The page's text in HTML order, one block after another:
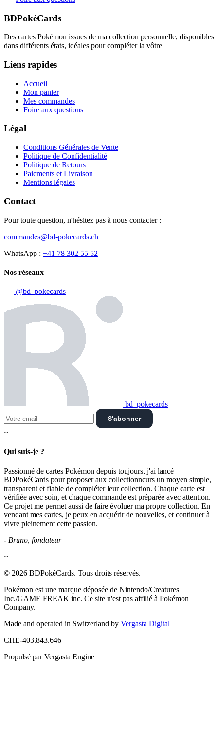
BDPokéCards
Des cartes Pokémon issues de ma collection personnelle, disponibles
dans différents états, idéales pour compléter la vôtre.
Liens rapides
Accueil
Mon panier
Mes commandes
Foire aux questions
Légal
Conditions Générales de Vente
Politique de Confidentialité
Politique de Retours
Paiements et Livraison
Mentions légales
Contact
Pour toute question, n'hésitez pas à nous contacter :
commandes@bd-pokecards.ch
WhatsApp : +41 78 302 55 52
Nos réseaux
@bd_pokecards
bd_pokecards
S'abonner
~
Qui suis-je ?
Passionné de cartes Pokémon depuis toujours, j'ai lancé
BDPokéCards pour proposer aux collectionneurs un moyen simple,
transparent et fiable de compléter leur collection. Chaque carte est
vérifiée avec soin, et chaque commande est préparée avec attention.
Ce projet me permet aussi de faire évoluer ma propre collection. En
vendant mes cartes, je peux en acquérir de nouvelles, et continuer à
vivre pleinement cette passion.
- Bruno, fondateur
~
© 2026 BDPokéCards. Tous droits réservés.
Pokémon est une marque déposée de Nintendo/Creatures
Inc./GAME FREAK inc. Ce site n'est pas affilié à Pokémon
Company.
Made and operated in Switzerland by Vergasta Digital
CHE-403.843.646
Propulsé par Vergasta Engine